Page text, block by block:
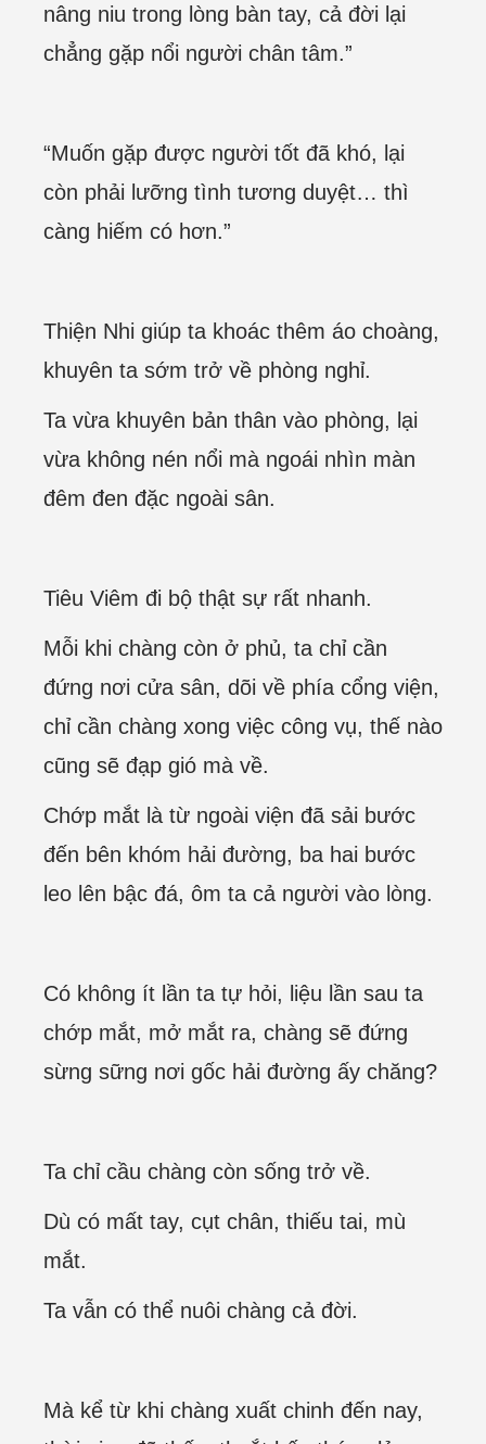
nâng niu trong lòng bàn tay, cả đời lại
chẳng gặp nổi người chân tâm.”
“Muốn gặp được người tốt đã khó, lại
còn phải lưỡng tình tương duyệt… thì
càng hiếm có hơn.”
Thiện Nhi giúp ta khoác thêm áo choàng,
khuyên ta sớm trở về phòng nghỉ.
Ta vừa khuyên bản thân vào phòng, lại
vừa không nén nổi mà ngoái nhìn màn
đêm đen đặc ngoài sân.
Tiêu Viêm đi bộ thật sự rất nhanh.
Mỗi khi chàng còn ở phủ, ta chỉ cần
đứng nơi cửa sân, dõi về phía cổng viện,
chỉ cần chàng xong việc công vụ, thế nào
cũng sẽ đạp gió mà về.
Chớp mắt là từ ngoài viện đã sải bước
đến bên khóm hải đường, ba hai bước
leo lên bậc đá, ôm ta cả người vào lòng.
Có không ít lần ta tự hỏi, liệu lần sau ta
chớp mắt, mở mắt ra, chàng sẽ đứng
sừng sững nơi gốc hải đường ấy chăng?
Ta chỉ cầu chàng còn sống trở về.
Dù có mất tay, cụt chân, thiếu tai, mù
mắt.
Ta vẫn có thể nuôi chàng cả đời.
Mà kể từ khi chàng xuất chinh đến nay,